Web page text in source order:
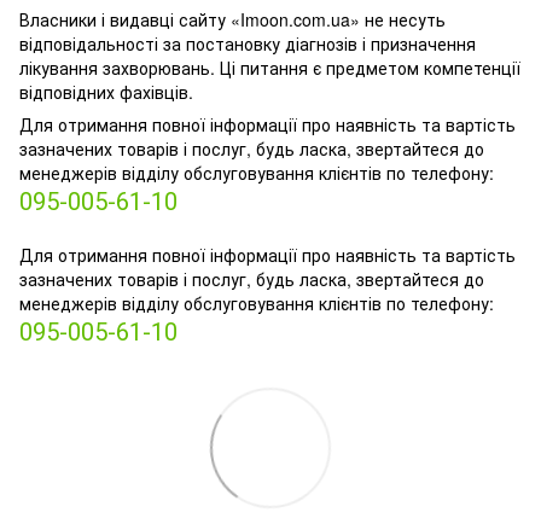
Власники і видавці сайту «Imoon.com.ua» не несуть
відповідальності за постановку діагнозів і призначення
лікування захворювань. Ці питання є предметом компетенції
відповідних фахівців.
Для отримання повної інформації про наявність та вартість
зазначених товарів і послуг, будь ласка, звертайтеся до
менеджерів відділу обслуговування клієнтів по телефону:
095-005-61-10
Для отримання повної інформації про наявність та вартість
зазначених товарів і послуг, будь ласка, звертайтеся до
менеджерів відділу обслуговування клієнтів по телефону:
095-005-61-10